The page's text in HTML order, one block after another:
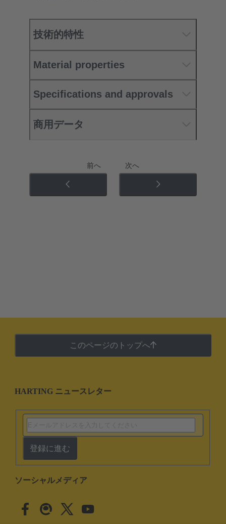
技術的特性
Material properties
Specifications and approvals
商用データ
前へ 次へ
このページのトップへ
HARTING ニュースレター
登録に進む
ソーシャルメディア